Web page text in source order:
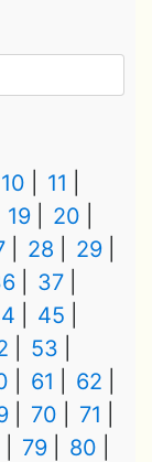
10
11
19
20
28
29
37
45
53
61
62
70
71
79
80